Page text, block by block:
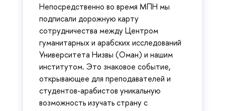
Непосредственно во время МПН мы
подписали дорожную карту
сотрудничества между Центром
гуманитарных и арабских исследований
Университета Низвы (Оман) и нашим
институтом. Это знаковое событие,
открывающее для преподавателей и
студентов-арабистов уникальную
возможность изучать страну с